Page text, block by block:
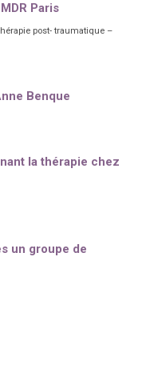
Paris
post- traumatique –
Benque
la thérapie chez
un groupe de